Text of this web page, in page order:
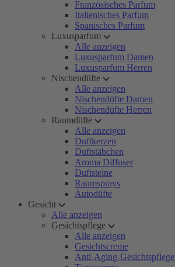
Französisches Parfum
Italienisches Parfum
Spanisches Parfum
Luxusparfum
Alle anzeigen
Luxusparfum Damen
Luxusparfum Herren
Nischendüfte
Alle anzeigen
Nischendüfte Damen
Nischendüfte Herren
Raumdüfte
Alle anzeigen
Duftkerzen
Duftstäbchen
Aroma Diffuser
Duftsteine
Raumsprays
Autodüfte
Gesicht
Alle anzeigen
Gesichtspflege
Alle anzeigen
Gesichtscreme
Anti-Aging-Gesichtspflege